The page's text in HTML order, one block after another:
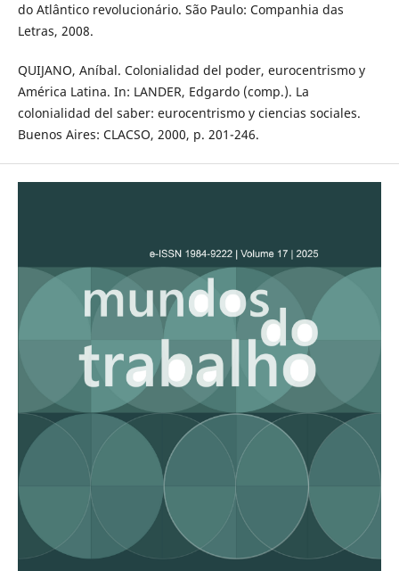
do Atlântico revolucionário. São Paulo: Companhia das
Letras, 2008.
QUIJANO, Aníbal. Colonialidad del poder, eurocentrismo y
América Latina. In: LANDER, Edgardo (comp.). La
colonialidad del saber: eurocentrismo y ciencias sociales.
Buenos Aires: CLACSO, 2000, p. 201-246.